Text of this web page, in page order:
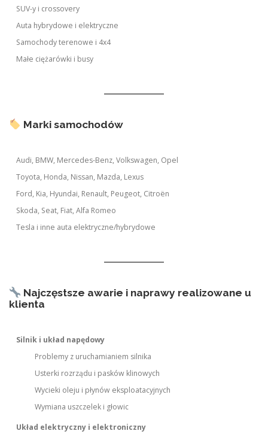
SUV-y i crossovery
Auta hybrydowe i elektryczne
Samochody terenowe i 4x4
Małe ciężarówki i busy
Marki samochodów
Audi, BMW, Mercedes-Benz, Volkswagen, Opel
Toyota, Honda, Nissan, Mazda, Lexus
Ford, Kia, Hyundai, Renault, Peugeot, Citroën
Skoda, Seat, Fiat, Alfa Romeo
Tesla i inne auta elektryczne/hybrydowe
Najczęstsze awarie i naprawy realizowane u
klienta
Silnik i układ napędowy
Problemy z uruchamianiem silnika
Usterki rozrządu i pasków klinowych
Wycieki oleju i płynów eksploatacyjnych
Wymiana uszczelek i głowic
Układ elektryczny i elektroniczny